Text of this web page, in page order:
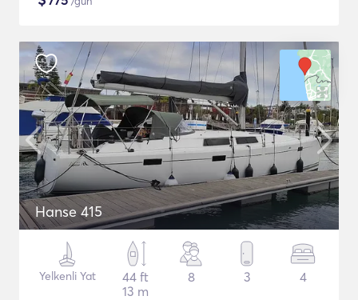
Hanse 415
Yelkenli Yat
44 ft
13 m
8 3 4